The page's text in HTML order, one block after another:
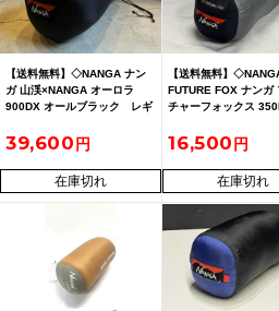
【送料無料】◇NANGA ナン
ガ 山渓×NANGA オーロラ
900DX オールブラック レギ
39,600
在庫切れ
【送料無料】
FUTURE FOX ナンガ
チャーフォックス
16,500
在庫切れ